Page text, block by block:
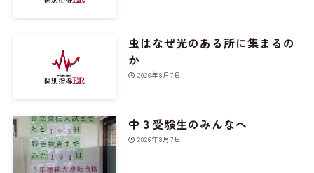
虫はなぜ光のある所に集まるの
か
2026年8月7日
中３受験生のみんなへ
2026年8月7日